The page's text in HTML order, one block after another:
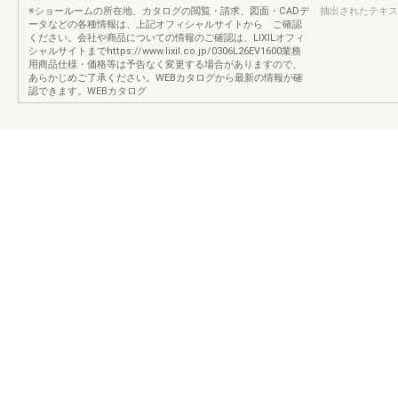
※ショールームの所在地、カタログの閲覧・請求、図面・CADデ
ータなどの各種情報は、上記オフィシャルサイトから ご確認
ください。会社や商品についての情報のご確認は、LIXILオフィ
シャルサイトまでhttps://www.lixil.co.jp/0306L26EV1600業務
用商品仕様・価格等は予告なく変更する場合がありますので、
あらかじめご了承ください。WEBカタログから最新の情報が確
認できます。WEBカタログ
抽出されたテキ